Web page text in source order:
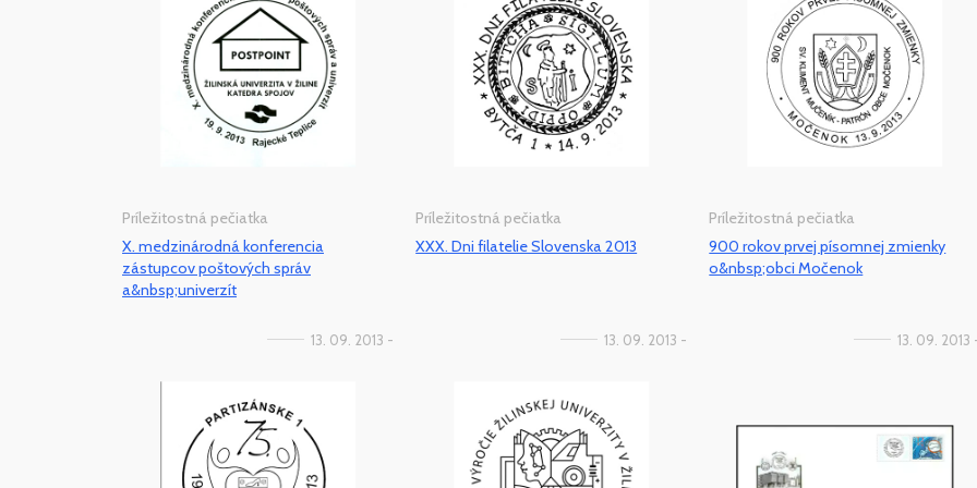
Príležitostná pečiatka
X. medzinárodná konferencia
zástupcov poštových správ
a&nbsp;univerzít
Príležitostná pečiatka
XXX. Dni filatelie Slovenska 2013
Príležitostná pečiatka
900 rokov prvej písomnej zmienky
o&nbsp;obci Močenok
13. 09. 2013 - 13. 09. 2013 - 13. 09. 2013